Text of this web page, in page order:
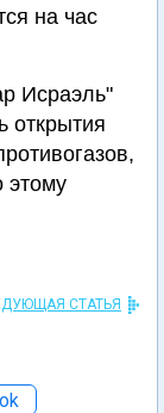
на час
Исраэль"
открытия
этому
СТАТЬЯ